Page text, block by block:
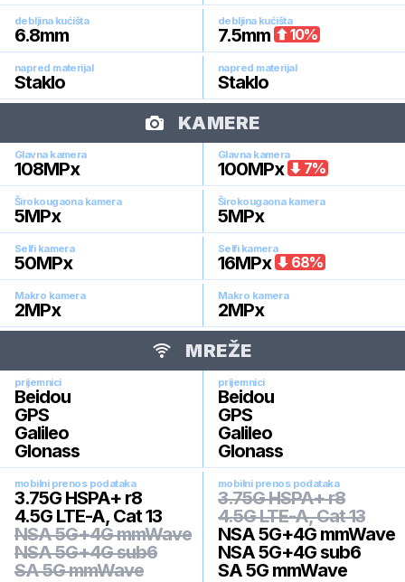
debljina kućišta
6.8mm
debljina kućišta
7.5mm 10%
napred materijal
Staklo
napred materijal
Staklo
KAMERE
Glavna kamera
108MPx
Glavna kamera
100MPx 7%
Širokougaona kamera
5MPx
Širokougaona kamera
5MPx
Selfi kamera
50MPx
Selfi kamera
16MPx 68%
Makro kamera
2MPx
Makro kamera
2MPx
MREŽE
prijemnici
Beidou
GPS
Galileo
Glonass
prijemnici
Beidou
GPS
Galileo
Glonass
mobilni prenos podataka
3.75G HSPA+ r8
4.5G LTE-A, Cat 13
NSA 5G+4G mmWave
NSA 5G+4G sub6
SA 5G mmWave
mobilni prenos podataka
3.75G HSPA+ r8
4.5G LTE-A, Cat 13
NSA 5G+4G mmWave
NSA 5G+4G sub6
SA 5G mmWave